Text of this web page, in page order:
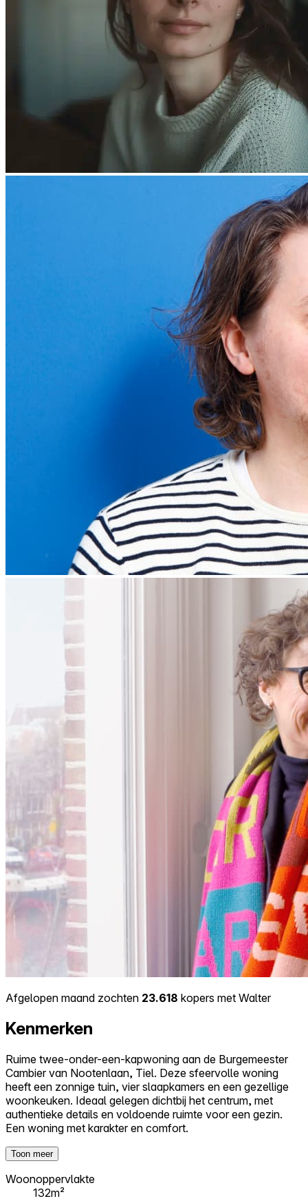
Afgelopen maand zochten 23.618 kopers met Walter
Kenmerken
Ruime twee-onder-een-kapwoning aan de Burgemeester
Cambier van Nootenlaan, Tiel. Deze sfeervolle woning
heeft een zonnige tuin, vier slaapkamers en een gezellige
woonkeuken. Ideaal gelegen dichtbij het centrum, met
authentieke details en voldoende ruimte voor een gezin.
Een woning met karakter en comfort.
Toon meer
Woonoppervlakte
132m²